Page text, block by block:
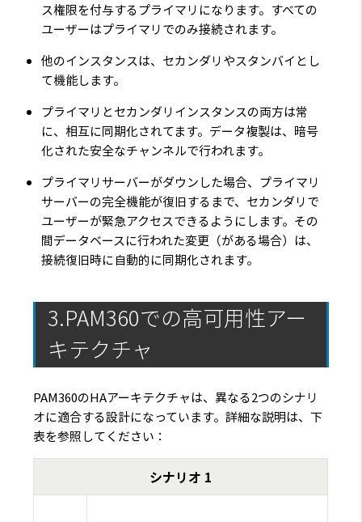
ス権限を付与するプライマリになります。すべての
ユーザーはプライマリでのみ接続されます。
他のインスタンスは、セカンダリやスタンバイとし
て機能します。
プライマリとセカンダリインスタンスの両方は常
に、相互に同期化されてます。データ複製は、暗号
化された安全なチャンネルで行われます。
プライマリサーバーがダウンした場合、プライマリ
サーバーの完全機能が復旧するまで、セカンダリで
ユーザーが緊急アクセスできるようにします。その
間データベースに行われた変更（がある場合）は、
接続復旧時に自動的に同期化されます。
3.PAM360での高可用性アー
キテクチャ
PAM360のHAアーキテクチャは、異なる2つのシナリ
オに適合する設計になっています。詳細な説明は、下
表を参照してください：
シナリオ 1